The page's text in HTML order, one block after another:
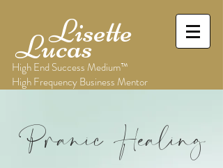
Lisette
Lucas
High End Success Medium™
High Frequency Business Mentor
Pranic Healing